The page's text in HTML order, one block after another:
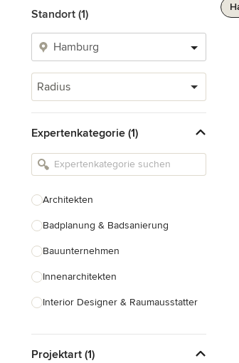
Standort (1)
Radius
Expertenkategorie (1)
Architekten
Badplanung & Badsanierung
Bauunternehmen
Innenarchitekten
Interior Designer & Raumausstatter
Landschaftsarchitekten
Projektart (1)